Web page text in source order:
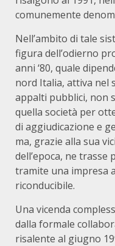
comunemente
Nell’ambito di tale
figura dell’odierno
anni ‘80, quale
nord Italia, attiva nel
appalti pubblici, non
quella società per
di aggiudicazione e
ma, grazie alla sua
dell’epoca, ne
tramite una impresa
riconducibile.
Una vicenda
dalla formale
risalente al giugno